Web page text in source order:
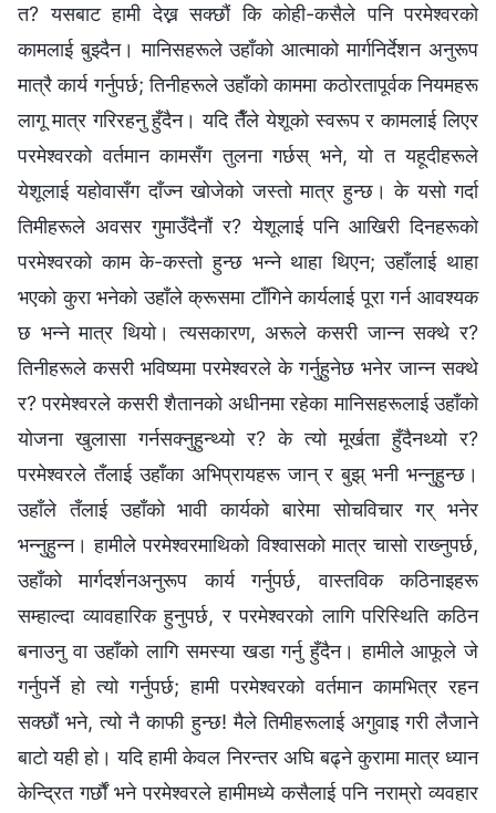
त? यसबाट हामी देख्न सक्छौं कि कोही-कसैले पनि परमेश्‍वरको
कामलाई बुझ्दैन। मानिसहरूले उहाँको आत्माको मार्गनिर्देशन अनुरूप
मात्रै कार्य गर्नुपर्छ; तिनीहरूले उहाँको काममा कठोरतापूर्वक नियमहरू
लागू मात्र गरिरहनु हुँदैन। यदि तैँले येशूको स्वरूप र कामलाई लिएर
परमेश्‍वरको वर्तमान कामसँग तुलना गर्छस् भने, यो त यहूदीहरूले
येशूलाई यहोवासँग दाँज्न खोजेको जस्तो मात्र हुन्छ। के यसो गर्दा
तिमीहरूले अवसर गुमाउँदैनौं र? येशूलाई पनि आखिरी दिनहरूको
परमेश्‍वरको काम के-कस्तो हुन्छ भन्‍ने थाहा थिएन; उहाँलाई थाहा
भएको कुरा भनेको उहाँले क्रूसमा टाँगिने कार्यलाई पूरा गर्न आवश्यक
छ भन्‍ने मात्र थियो। त्यसकारण, अरूले कसरी जान्‍न सक्थे र?
तिनीहरूले कसरी भविष्यमा परमेश्‍वरले के गर्नुहुनेछ भनेर जान्‍न सक्थे
र? परमेश्‍वरले कसरी शैतानको अधीनमा रहेका मानिसहरूलाई उहाँको
योजना खुलासा गर्नसक्नुहुन्थ्यो र? के त्यो मूर्खता हुँदैनथ्यो र?
परमेश्‍वरले तँलाई उहाँका अभिप्रायहरू जान् र बुझ् भनी भन्नुहुन्छ।
उहाँले तँलाई उहाँको भावी कार्यको बारेमा सोचविचार गर् भनेर
भन्नुहुन्न। हामीले परमेश्‍वरमाथिको विश्‍वासको मात्र चासो राख्‍नुपर्छ,
उहाँको मार्गदर्शनअनुरूप कार्य गर्नुपर्छ, वास्तविक कठिनाइहरू
सम्हाल्दा व्यावहारिक हुनुपर्छ, र परमेश्‍वरको लागि परिस्थिति कठिन
बनाउनु वा उहाँको लागि समस्या खडा गर्नु हुँदैन। हामीले आफूले जे
गर्नुपर्ने हो त्यो गर्नुपर्छ; हामी परमेश्‍वरको वर्तमान कामभित्र रहन
सक्छौं भने, त्यो नै काफी हुन्छ! मैले तिमीहरूलाई अगुवाइ गरी लैजाने
बाटो यही हो। यदि हामी केवल निरन्तर अघि बढ्ने कुरामा मात्र ध्यान
केन्द्रित गर्छौं भने परमेश्‍वरले हामीमध्ये कसैलाई पनि नराम्रो व्यवहार